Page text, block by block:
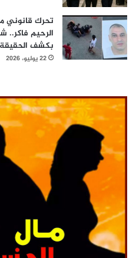
تحرك قانوني
الرحيم فاكر..
بكشف الحقيقة
22 يوليو، 2026